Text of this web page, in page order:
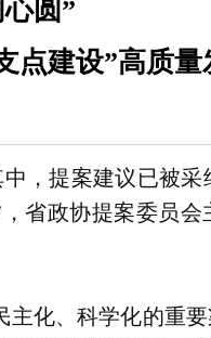
圆”
建设”高质量
，提案建议已被
省政协提案委员
化、科学化的重